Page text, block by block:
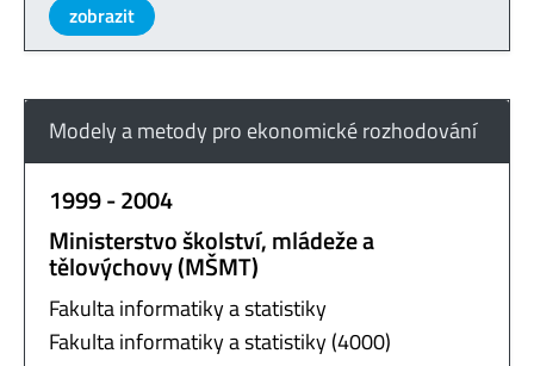
zobrazit
Modely a metody pro ekonomické rozhodování
1999 - 2004
Ministerstvo školství, mládeže a
tělovýchovy (MŠMT)
Fakulta informatiky a statistiky
Fakulta informatiky a statistiky (4000)